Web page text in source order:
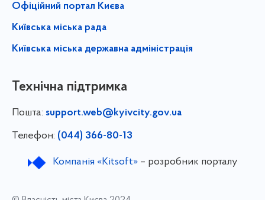
Офіційний портал Києва
Київська міська рада
Київська міська державна адміністрація
Технічна підтримка
Пошта: support.web@kyivcity.gov.ua
Телефон: (044) 366-80-13
Компанія «Kitsoft»– розробник порталу